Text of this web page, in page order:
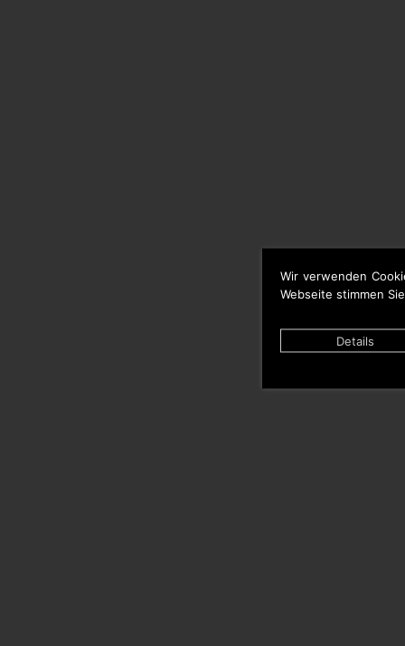
Wir verwenden
Webseite stimmen
Details